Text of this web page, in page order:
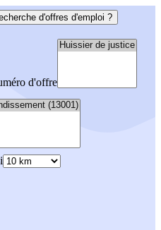
d'offres d'emploi ?
d'offre